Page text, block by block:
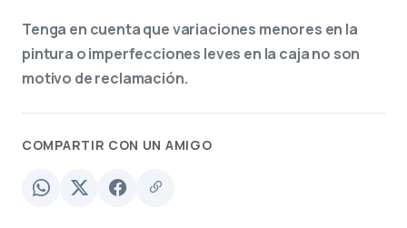
Tenga en cuenta que variaciones menores en la
pintura o imperfecciones leves en la caja no son
motivo de reclamación.
COMPARTIR CON UN AMIGO